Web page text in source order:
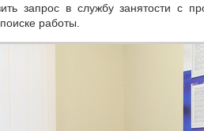
запрос в службу занятости с
работы.